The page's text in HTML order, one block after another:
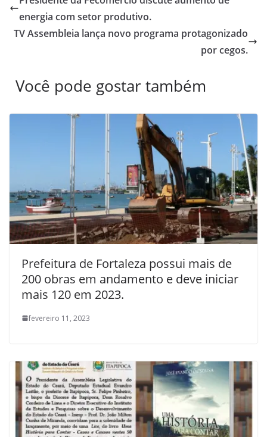
energia com setor produtivo.
TV Assembleia lança novo programa protagonizado
por cegos.
Você pode gostar também
Prefeitura de Fortaleza possui mais de
200 obras em andamento e deve iniciar
mais 120 em 2023.
fevereiro 11, 2023